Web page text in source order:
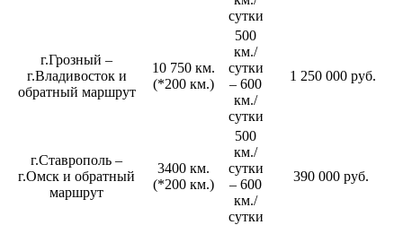
сутки
г.Грозный –
г.Владивосток и
обратный маршрут
10 750 км.
(*200 км.)
500
км./
сутки
– 600
км./
сутки
1 250 000 руб.
г.Ставрополь –
г.Омск и обратный
маршрут
3400 км.
(*200 км.)
500
км./
сутки
– 600
км./
сутки
390 000 руб.